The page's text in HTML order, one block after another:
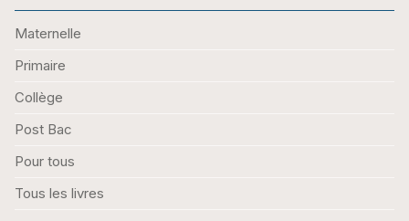
Maternelle
Primaire
Collège
Post Bac
Pour tous
Tous les livres